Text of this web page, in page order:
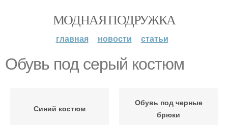
МОДНАЯ ПОДРУЖКА
главная новости статьи
Обувь под серый костюм
Синий костюм
Обувь под черные
брюки